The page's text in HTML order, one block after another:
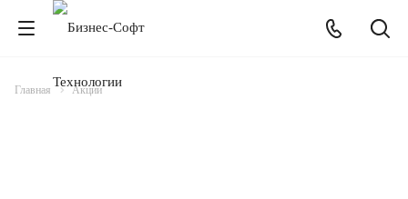
Главная Акции